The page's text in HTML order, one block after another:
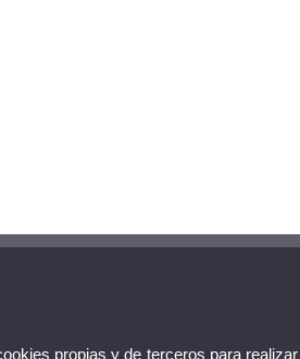
propias y de terceros para realizar